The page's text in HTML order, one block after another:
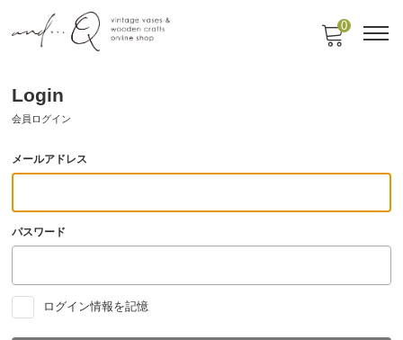
0
Login
会員ログイン
メールアドレス
パスワード
ログイン情報を記憶